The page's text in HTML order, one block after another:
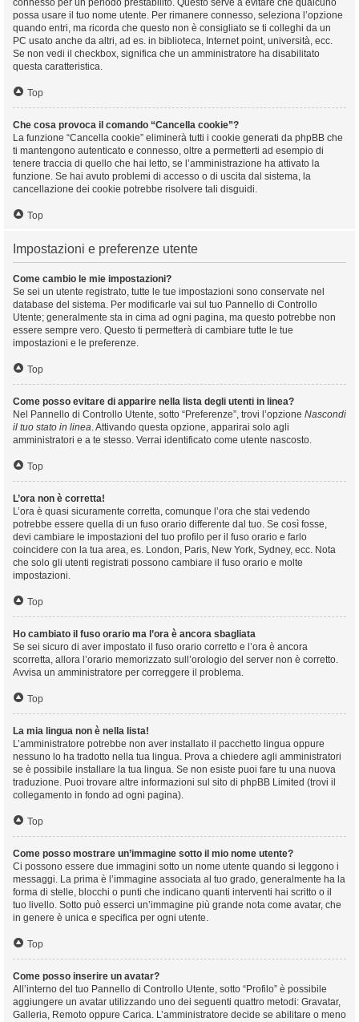
connesso per un periodo prestabilito. Questo serve a evitare che qualcuno
possa usare il tuo nome utente. Per rimanere connesso, seleziona l’opzione
quando entri, ma ricorda che questo non è consigliato se ti colleghi da un
PC usato anche da altri, ad es. in biblioteca, Internet point, università, ecc.
Se non vedi il checkbox, significa che un amministratore ha disabilitato
questa caratteristica.
Top
Che cosa provoca il comando “Cancella cookie”?
La funzione “Cancella cookie” eliminerà tutti i cookie generati da phpBB che
ti mantengono autenticato e connesso, oltre a permetterti ad esempio di
tenere traccia di quello che hai letto, se l’amministrazione ha attivato la
funzione. Se hai avuto problemi di accesso o di uscita dal sistema, la
cancellazione dei cookie potrebbe risolvere tali disguidi.
Top
Impostazioni e preferenze utente
Come cambio le mie impostazioni?
Se sei un utente registrato, tutte le tue impostazioni sono conservate nel
database del sistema. Per modificarle vai sul tuo Pannello di Controllo
Utente; generalmente sta in cima ad ogni pagina, ma questo potrebbe non
essere sempre vero. Questo ti permetterà di cambiare tutte le tue
impostazioni e le preferenze.
Top
Come posso evitare di apparire nella lista degli utenti in linea?
Nel Pannello di Controllo Utente, sotto “Preferenze”, trovi l’opzione Nascondi
il tuo stato in linea. Attivando questa opzione, apparirai solo agli
amministratori e a te stesso. Verrai identificato come utente nascosto.
Top
L’ora non è corretta!
L’ora è quasi sicuramente corretta, comunque l’ora che stai vedendo
potrebbe essere quella di un fuso orario differente dal tuo. Se così fosse,
devi cambiare le impostazioni del tuo profilo per il fuso orario e farlo
coincidere con la tua area, es. London, Paris, New York, Sydney, ecc. Nota
che solo gli utenti registrati possono cambiare il fuso orario e molte
impostazioni.
Top
Ho cambiato il fuso orario ma l’ora è ancora sbagliata
Se sei sicuro di aver impostato il fuso orario corretto e l’ora è ancora
scorretta, allora l’orario memorizzato sull’orologio del server non è corretto.
Avvisa un amministratore per correggere il problema.
Top
La mia lingua non è nella lista!
L’amministratore potrebbe non aver installato il pacchetto lingua oppure
nessuno lo ha tradotto nella tua lingua. Prova a chiedere agli amministratori
se è possibile installare la tua lingua. Se non esiste puoi fare tu una nuova
traduzione. Puoi trovare altre informazioni sul sito di phpBB Limited (trovi il
collegamento in fondo ad ogni pagina).
Top
Come posso mostrare un’immagine sotto il mio nome utente?
Ci possono essere due immagini sotto un nome utente quando si leggono i
messaggi. La prima è l’immagine associata al tuo grado, generalmente ha la
forma di stelle, blocchi o punti che indicano quanti interventi hai scritto o il
tuo livello. Sotto può esserci un’immagine più grande nota come avatar, che
in genere è unica e specifica per ogni utente.
Top
Come posso inserire un avatar?
All’interno del tuo Pannello di Controllo Utente, sotto “Profilo” è possibile
aggiungere un avatar utilizzando uno dei seguenti quattro metodi: Gravatar,
Galleria, Remoto oppure Carica. L’amministratore decide se abilitare o meno